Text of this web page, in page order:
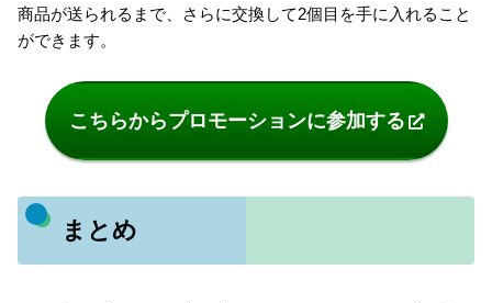
商品が送られるまで、さらに交換して2個目を手に入れること
ができます。
こちらからプロモーションに参加する
まとめ